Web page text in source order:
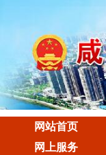
网站首页
网上服务